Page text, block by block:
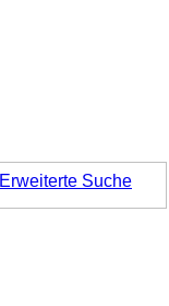
Erweiterte Suche